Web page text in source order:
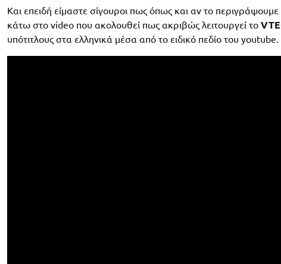
Και επειδή είμαστε σίγουροι πως όπως και αν το
κάτω στο video που ακολουθεί πως ακριβώς λειτουργεί το
υπότιτλους στα ελληνικά μέσα από το ειδικό πεδίο του youtube.